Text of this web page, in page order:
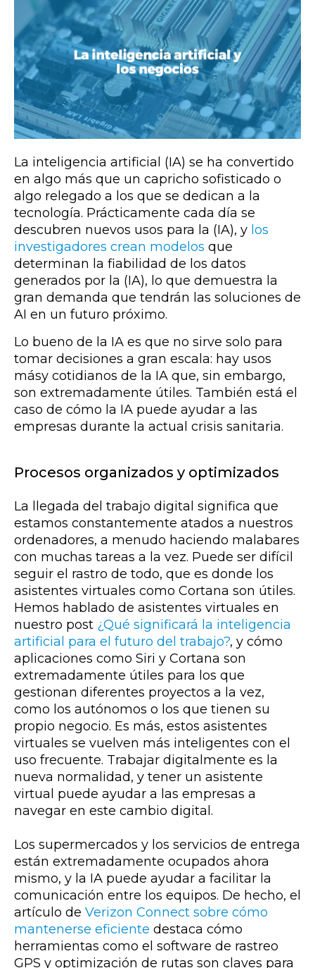
La inteligencia artificial (IA) se ha convertido
en algo más que un capricho sofisticado o
algo relegado a los que se dedican a la
tecnología. Prácticamente cada día se
descubren nuevos usos para la (IA), y los
investigadores crean modelos que
determinan la fiabilidad de los datos
generados por la (IA), lo que demuestra la
gran demanda que tendrán las soluciones de
AI en un futuro próximo.
Lo bueno de la IA es que no sirve solo para
tomar decisiones a gran escala: hay usos
másy cotidianos de la IA que, sin embargo,
son extremadamente útiles. También está el
caso de cómo la IA puede ayudar a las
empresas durante la actual crisis sanitaria.
Procesos organizados y optimizados
La llegada del trabajo digital significa que
estamos constantemente atados a nuestros
ordenadores, a menudo haciendo malabares
con muchas tareas a la vez. Puede ser difícil
seguir el rastro de todo, que es donde los
asistentes virtuales como Cortana son útiles.
Hemos hablado de asistentes virtuales en
nuestro post ¿Qué significará la inteligencia
artificial para el futuro del trabajo?, y cómo
aplicaciones como Siri y Cortana son
extremadamente útiles para los que
gestionan diferentes proyectos a la vez,
como los autónomos o los que tienen su
propio negocio. Es más, estos asistentes
virtuales se vuelven más inteligentes con el
uso frecuente. Trabajar digitalmente es la
nueva normalidad, y tener un asistente
virtual puede ayudar a las empresas a
navegar en este cambio digital.
Los supermercados y los servicios de entrega
están extremadamente ocupados ahora
mismo, y la IA puede ayudar a facilitar la
comunicación entre los equipos. De hecho, el
artículo de Verizon Connect sobre cómo
mantenerse eficiente destaca cómo
herramientas como el software de rastreo
GPS y optimización de rutas son claves para